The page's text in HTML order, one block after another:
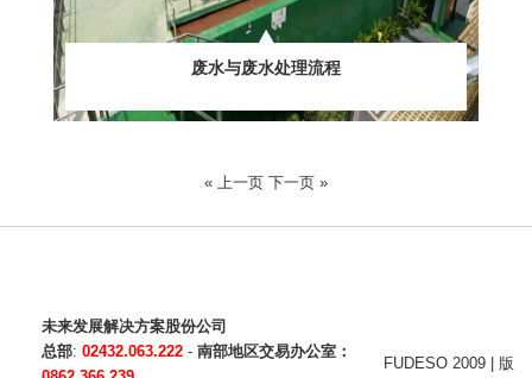
废水与废水处理流程
« 上一页 下一页 »
未来发展解决方案股份公司
总部: 02432.063.222 - 南部地区交易办公室：
FUDESO 2009 | 版